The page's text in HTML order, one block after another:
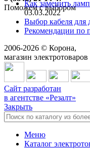
Поможем с выбором
Как заменить
03.03.2022
Выбор кабеля для
Рекомендации по
2006-2026 © Корона,
магазин электротоваров
Сайт разработан
в агентстве «Резалт»
Закрыть
Меню
Каталог